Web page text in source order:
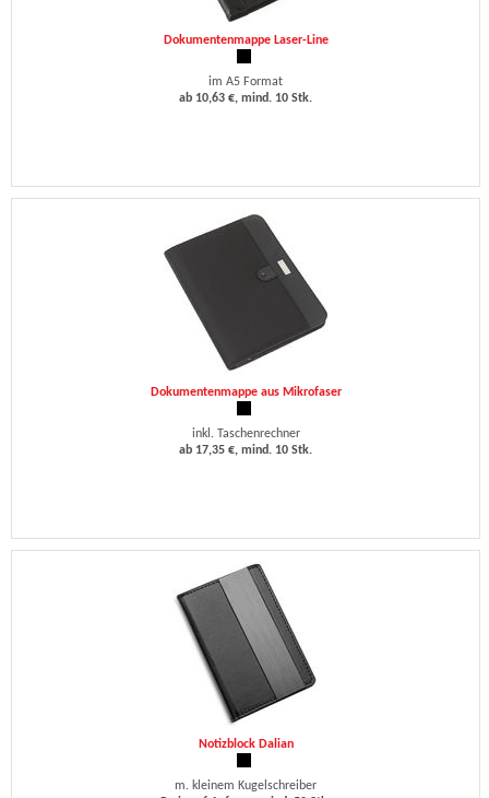
Dokumentenmappe Laser-Line
im A5 Format
ab 10,63 €, mind. 10 Stk.
Dokumentenmappe aus Mikrofaser
inkl. Taschenrechner
ab 17,35 €, mind. 10 Stk.
Notizblock Dalian
m. kleinem Kugelschreiber